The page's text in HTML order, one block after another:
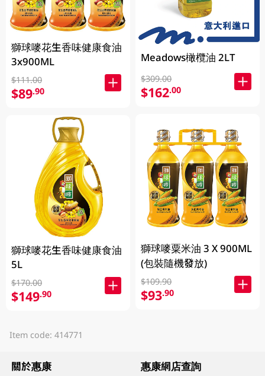
獅球嘜花生香味健康食油
3x900ML
$111.00
$89.90
獅球嘜花生香味健康食油
5L
$170.00
$149.90
Meadows橄欖油 2LT
$309.00
$162.00
獅球嘜粟米油 3 X 900ML
(包裝隨機發放)
$109.90
$93.90
Item code: 414771
關於惠康 惠康網店查詢